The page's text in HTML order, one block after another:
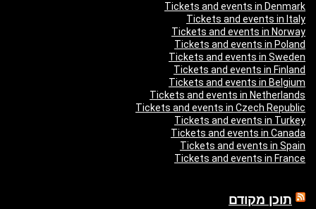
Tickets and events in Denmark
Tickets and events in Italy
Tickets and events in Norway
Tickets and events in Poland
Tickets and events in Sweden
Tickets and events in Finland
Tickets and events in Belgium
Tickets and events in Netherlands
Tickets and events in Czech Republic
Tickets and events in Turkey
Tickets and events in Canada
Tickets and events in Spain
Tickets and events in France
תוכן מקודם